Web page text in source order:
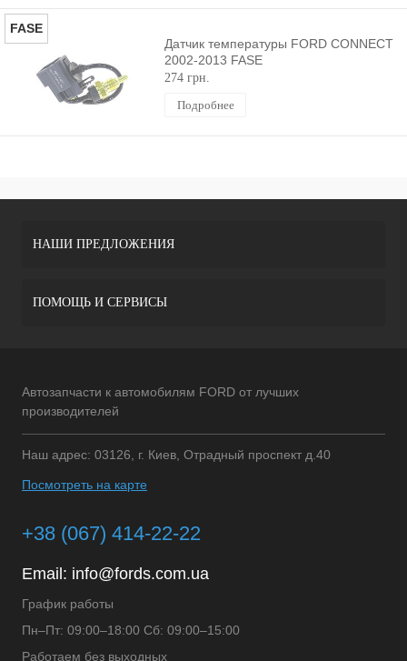
FASE
Датчик температуры FORD CONNECT
2002-2013 FASE
274 грн.
Подробнее
НАШИ ПРЕДЛОЖЕНИЯ
ПОМОЩЬ И СЕРВИСЫ
Автозапчасти к автомобилям FORD от лучших
производителей
Наш адрес: 03126, г. Киев, Отрадный проспект д.40
Посмотреть на карте
+38 (067) 414-22-22
Email: info@fords.com.ua
График работы
Пн–Пт: 09:00–18:00 Сб: 09:00–15:00
Работаем без выходных